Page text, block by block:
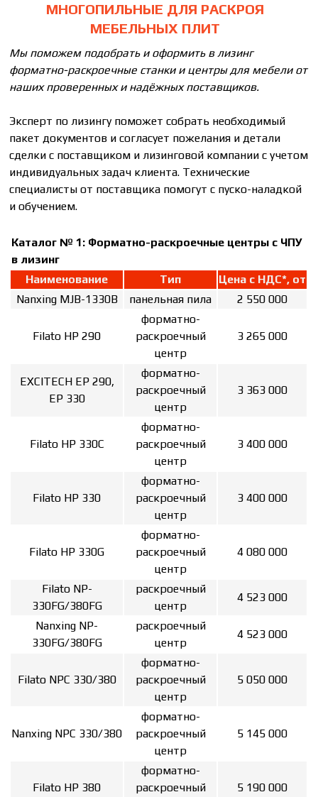
МНОГОПИЛЬНЫЕ ДЛЯ РАСКРОЯ
МЕБЕЛЬНЫХ ПЛИТ
Мы поможем подобрать и оформить в лизинг
форматно-раскроечные станки и центры для мебели от
наших проверенных и надёжных поставщиков.
Эксперт по лизингу поможет собрать необходимый
пакет документов и согласует пожелания и детали
сделки с поставщиком и лизинговой компании с учетом
индивидуальных задач клиента. Технические
специалисты от поставщика помогут с пуско-наладкой
и обучением.
Каталог № 1: Форматно-раскроечные центры с ЧПУ
в лизинг
Наименование
Тип
Цена с НДС*, от
Nanxing MJB-1330B
панельная пила 2 550 000
Filato HP 290
форматно-
раскроечный
центр
3 265 000
EXCITECH EP 290,
EP 330
форматно-
раскроечный
центр
3 363 000
Filato HP 330С
форматно-
раскроечный
центр
3 400 000
Filato HP 330
форматно-
раскроечный
центр
3 400 000
Filato HP 330G
форматно-
раскроечный
центр
4 080 000
Filato NP-
330FG/380FG
раскроечный
центр
4 523 000
Nanxing NP-
330FG/380FG
раскроечный
центр
4 523 000
Filato NPC 330/380
форматно-
раскроечный
центр
5 050 000
Nanxing NPC 330/380
форматно-
раскроечный
центр
5 145 000
Filato HP 380
форматно-
раскроечный
5 190 000